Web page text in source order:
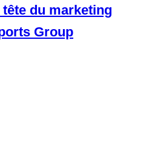
du marketing
Group